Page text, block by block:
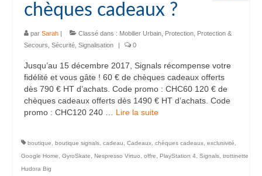
chèques cadeaux ?
par Sarah | Classé dans : Mobilier Urbain Protection Protection &
Secours Sécurité Signalisation | 0
Jusqu’au 15 décembre 2017, Signals récompense votre
fidélité et vous gâte ! 60 € de chèques cadeaux offerts
dès 790 € HT d’achats. Code promo : CHC60 120 € de
chèques cadeaux offerts dès 1490 € HT d’achats. Code
promo : CHC120 240 … Lire la suite­­
boutique boutique signals cadeau Cadeaux chèques cadeaux exclusivité
Google Home
GyroSkate Nespresso Virtuo offre PlayStation 4 Signals trottinette
Hudora Big